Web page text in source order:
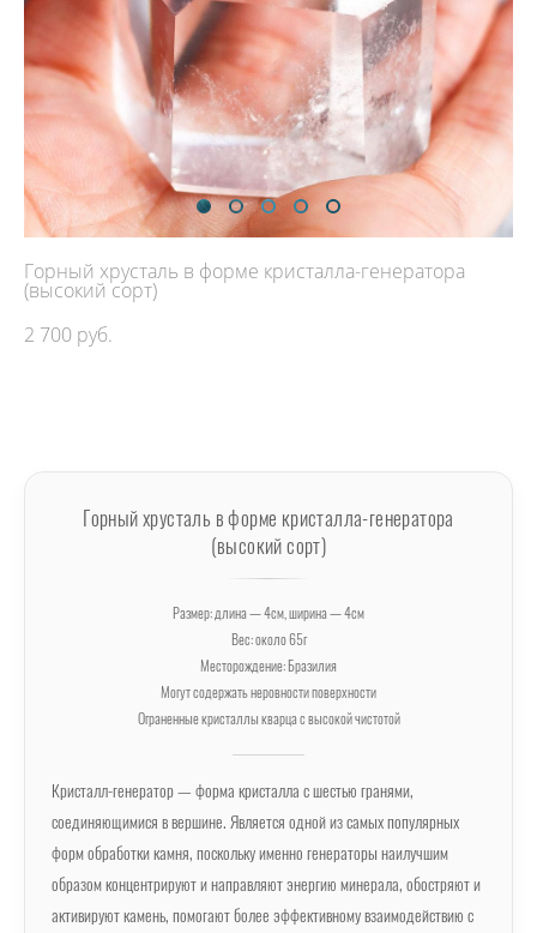
Горный хрусталь в форме кристалла-генератора
(высокий сорт)
2 700 pуб.
Горный хрусталь в форме кристалла-генератора
(высокий сорт)
Размер: длина — 4см, ширина — 4см
Вес: около 65г
Месторождение: Бразилия
Могут содержать неровности поверхности
Ограненные кристаллы кварца с высокой чистотой
Кристалл-генератор — форма кристалла с шестью гранями,
соединяющимися в вершине. Является одной из самых популярных
форм обработки камня, поскольку именно генераторы наилучшим
образом концентрируют и направляют энергию минерала, обостряют и
активируют камень, помогают более эффективному взаимодействию с